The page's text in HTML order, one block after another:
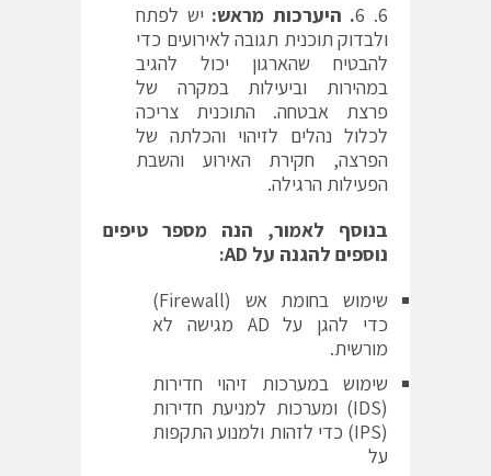
6. היערכות מראש: יש לפתח
ולבדוק תוכנית תגובה לאירועים כדי
להבטיח שהארגון יכול להגיב
במהירות וביעילות במקרה של
פרצת אבטחה. התוכנית צריכה
לכלול נהלים לזיהוי והכלתה של
הפרצה, חקירת האירוע והשבת
הפעילות הרגילה.
בנוסף לאמור, הנה מספר טיפים
נוספים להגנה על AD:
שימוש בחומת אש (Firewall)
כדי להגן על AD מגישה לא
מורשית.
שימוש במערכות זיהוי חדירות
(IDS) ומערכות למניעת חדירות
(IPS) כדי לזהות ולמנוע התקפות
על